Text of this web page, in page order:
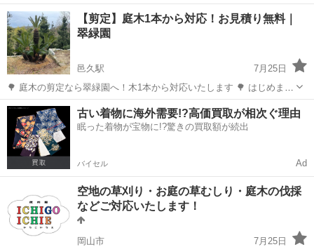
でお気軽にお問い合わせください。
岡山 岡山市 庭瀬駅 草刈り 無料
【剪定】庭木1本から対応！お見積り無料｜
翠緑園
邑久駅
7月25日
🌳 庭木の剪定なら翠緑園へ！木1本から対応いたします 🌳 はじめまし
て。 翠緑園です。 岡山県を中心に、庭木の剪定・伐採・草刈り・お庭
のお手入れを承っています。 掲載写真は、実際に施工したソテツの剪
定事例です。 枯れ葉...
岡山 岡山市 邑久駅 剪定/造園 無料
古い着物に海外需要!?高価買取が相次ぐ理由
眠った着物が宝物に!?驚きの買取額が続出
バイセル Ad
空地の草刈り・お庭の草むしり・庭木の伐採
などご対応いたします！
岡山市
7月25日